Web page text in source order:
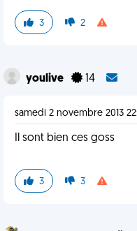
3 2
youlive 14
samedi 2 novembre 2013
Il sont bien ces goss
3 3